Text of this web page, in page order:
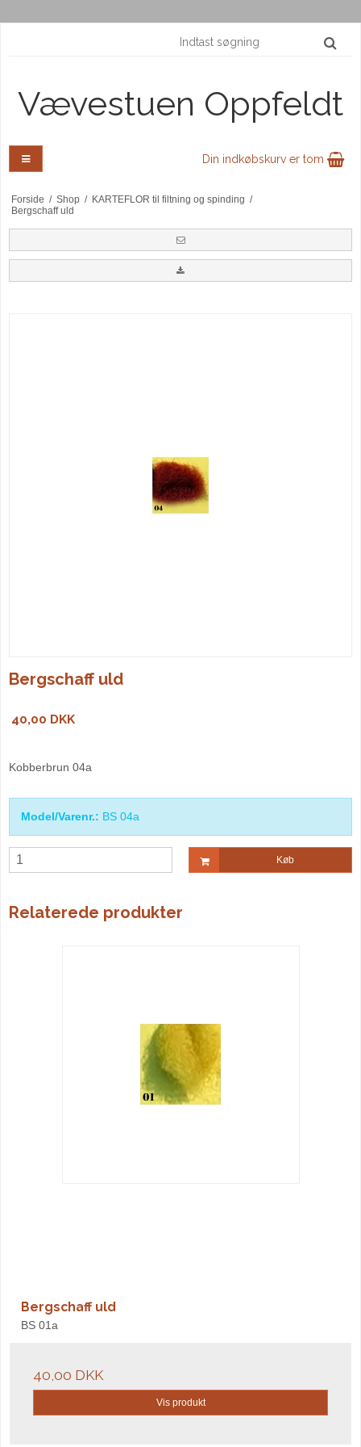
Vævestuen Oppfeldt
Din indkøbskurv er tom
Forside / Shop / KARTEFLOR til filtning og spinding /
Bergschaff uld
Bergschaff uld
40,00 DKK
Kobberbrun 04a
Model/Varenr.: BS 04a
Køb
Relaterede produkter
Bergschaff uld
BS 01a
40,00 DKK
Vis produkt